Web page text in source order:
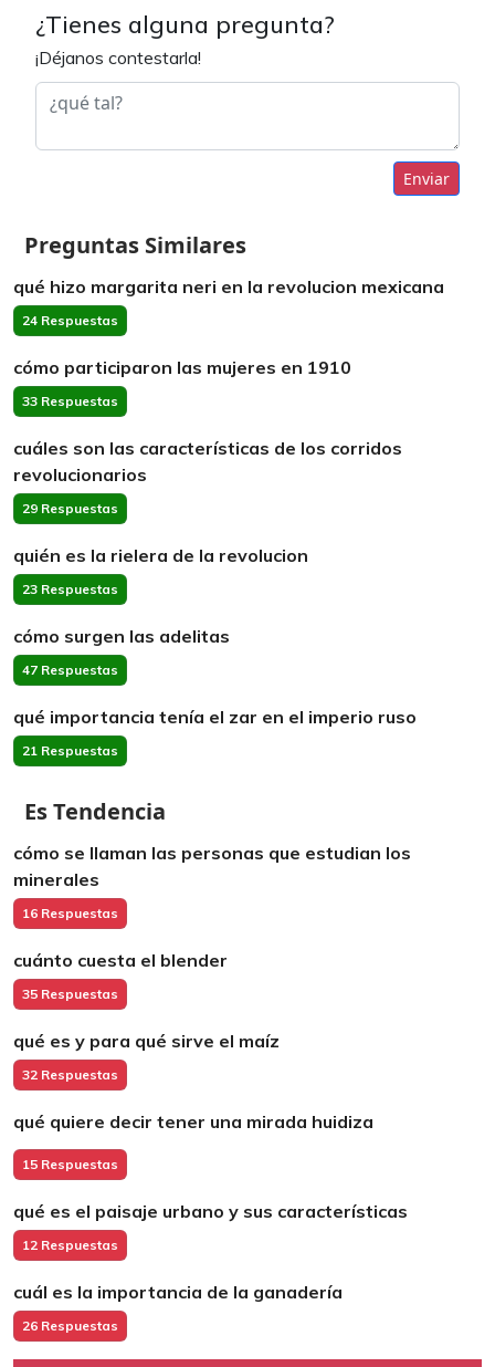
¿Tienes alguna pregunta?
¡Déjanos contestarla!
Enviar
Preguntas Similares
qué hizo margarita neri en la revolucion mexicana
24 Respuestas
cómo participaron las mujeres en 1910
33 Respuestas
cuáles son las características de los corridos
revolucionarios
29 Respuestas
quién es la rielera de la revolucion
23 Respuestas
cómo surgen las adelitas
47 Respuestas
qué importancia tenía el zar en el imperio ruso
21 Respuestas
Es Tendencia
cómo se llaman las personas que estudian los
minerales
16 Respuestas
cuánto cuesta el blender
35 Respuestas
qué es y para qué sirve el maíz
32 Respuestas
qué quiere decir tener una mirada huidiza
15 Respuestas
qué es el paisaje urbano y sus características
12 Respuestas
cuál es la importancia de la ganadería
26 Respuestas